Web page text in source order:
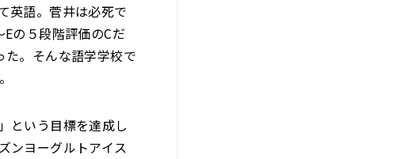
英語。菅井は必死で
の５段階評価のCだ
た。そんな語学学校で
という目標を達成し
ンヨーグルトアイス